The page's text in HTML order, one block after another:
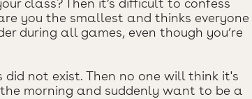
class? Then it’s difficult to confess
you the smallest and thinks everyone
during all games, even though you’re
not exist. Then no one will think it's
morning and suddenly want to be a